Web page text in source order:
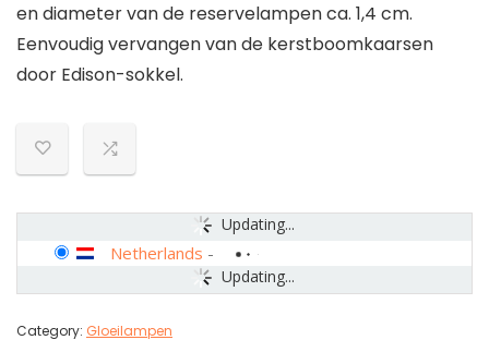
en diameter van de reservelampen ca. 1,4 cm.
Eenvoudig vervangen van de kerstboomkaarsen
door Edison-sokkel.
Updating...
Updating...
Netherlands -
Category: Gloeilampen